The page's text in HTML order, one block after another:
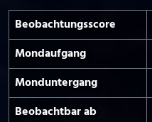
Beobachtungs­score
Mond­aufgang
Mond­untergang
Beobachtbar ab